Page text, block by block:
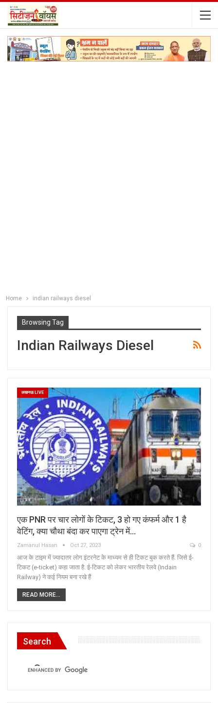
Home indian railways diesel
Browsing Tag
Indian Railways Diesel
लखनऊ LIVE
एक PNR पर चार लोगों के टिकट, 3 हो गए कंफर्म और 1 है
वेटिंग, क्‍या चौथा बंदा कर पाएगा ट्रेन में…
Zamanul Hasan Oct 27, 2023 0
आज के टाइम में ज्यादातर लोग इंटरनेट के माध्यम से ही टिकट बुक करते हैं. जिसे ई-
टिकट (e-ticket) कहा जाता है. ई-टिकट को लेकर भारतीय रेलवे (Indain
Railway) ने कई नियम बना रखे हैं
READ MORE...
Search